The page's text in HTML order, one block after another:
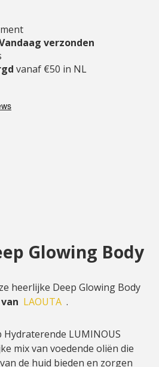
verzonden
vanaf €50 in NL
Glowing Body
heerlijke Deep Glowing Body
LAOUTA .
LUMINOUS
mix van voedende oliën die
de huid bieden en zorgen